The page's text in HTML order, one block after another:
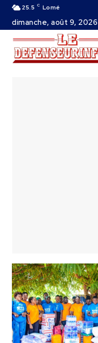
25.5 C Lomé
dimanche, août 9, 2026